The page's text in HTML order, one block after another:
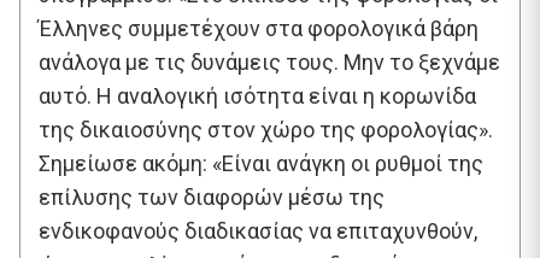
Έλληνες συμμετέχουν στα φορολογικά βάρη
ανάλογα με τις δυνάμεις τους. Μην το ξεχνάμε
αυτό. Η αναλογική ισότητα είναι η κορωνίδα
της δικαιοσύνης στον χώρο της φορολογίας».
Σημείωσε ακόμη: «Είναι ανάγκη οι ρυθμοί της
επίλυσης των διαφορών μέσω της
ενδικοφανούς διαδικασίας να επιταχυνθούν,